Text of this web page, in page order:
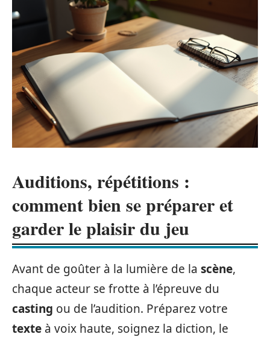
Auditions, répétitions :
comment bien se préparer et
garder le plaisir du jeu
Avant de goûter à la lumière de la scène,
chaque acteur se frotte à l’épreuve du
casting ou de l’audition. Préparez votre
texte à voix haute, soignez la diction, le